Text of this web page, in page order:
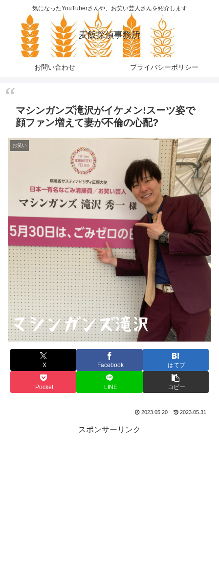
気になったYouTuberさんや、お笑い芸人さんを紹介します
麦飯探偵事務所
お問い合わせ プライバシーポリシー
マシンガンズ滝沢がイケメン!スーツ姿で
顔ファン増えて妻が不倫の心配?
お笑い
X Facebook はてブ
Pocket LINE コピー
2023.05.20 2023.05.31
スポンサーリンク